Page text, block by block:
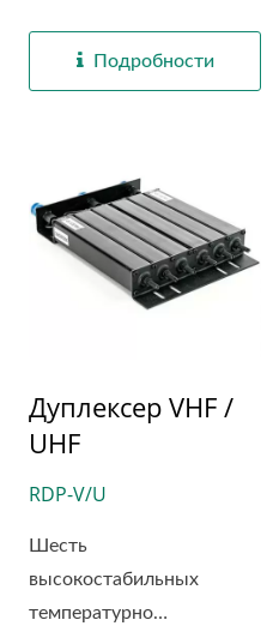
Подробности
Дуплексер VHF /
UHF
RDP-V/U
Шесть
высокостабильных
температурно